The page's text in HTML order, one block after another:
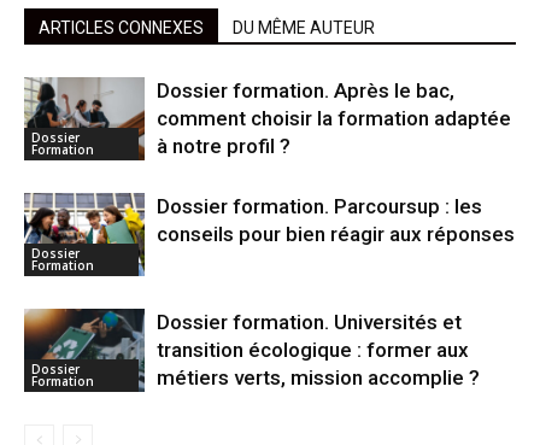
ARTICLES CONNEXES DU MÊME AUTEUR
Dossier
Formation
Dossier formation. Après le bac,
comment choisir la formation adaptée
à notre profil ?
Dossier
Formation
Dossier formation. Parcoursup : les
conseils pour bien réagir aux réponses
Dossier
Formation
Dossier formation. Universités et
transition écologique : former aux
métiers verts, mission accomplie ?